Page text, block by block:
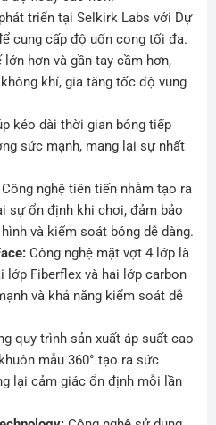
triển tại Selkirk Labs với Dự
cung cấp độ uốn cong tối đa.
hơn và gần tay cầm hơn,
khí, gia tăng tốc độ vung
kéo dài thời gian bóng tiếp
sức mạnh, mang lại sự nhất
nghệ tiên tiến nhằm tạo ra
sự ổn định khi chơi, đảm bảo
và kiểm soát bóng dễ dàng.
Công nghệ mặt vợt 4 lớp là
lớp Fiberflex và hai lớp carbon
và khả năng kiểm soát dễ
quy trình sản xuất áp suất cao
mẫu 360° tạo ra sức
lại cảm giác ổn định mỗi lần